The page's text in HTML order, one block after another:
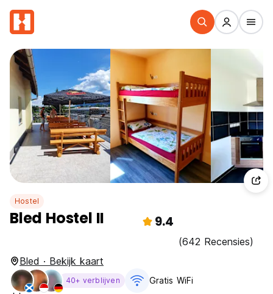
Hostel
Bled Hostel II 9.4
(642 Recensies)
Bled · Bekijk kaart
40+ verblijven Gratis WiFi